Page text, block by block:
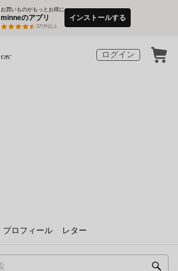
お買いものがもっとお得に
minneのアプリ
3万件以上
インストールする
ログイン
プロフィール レター